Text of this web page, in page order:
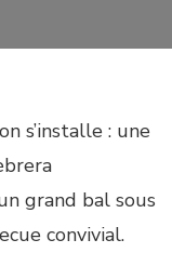
s’installe : une
grand bal sous
convivial.